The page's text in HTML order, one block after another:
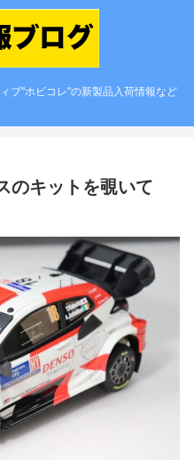
ブ"ホビコレ"の新製品入荷情報など
のキットを覗いて